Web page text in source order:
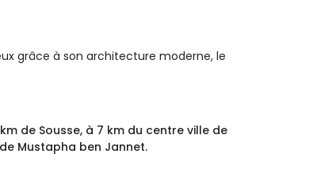
grâce à son architecture moderne, le
de Sousse, à 7 km du centre ville de
Mustapha ben Jannet.